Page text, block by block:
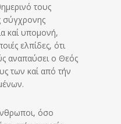
τους
σύγχρονης
καί υπομονή,
ελπίδες, ότι
αναπαύσει ο Θεός
των καί από τήν
όσο